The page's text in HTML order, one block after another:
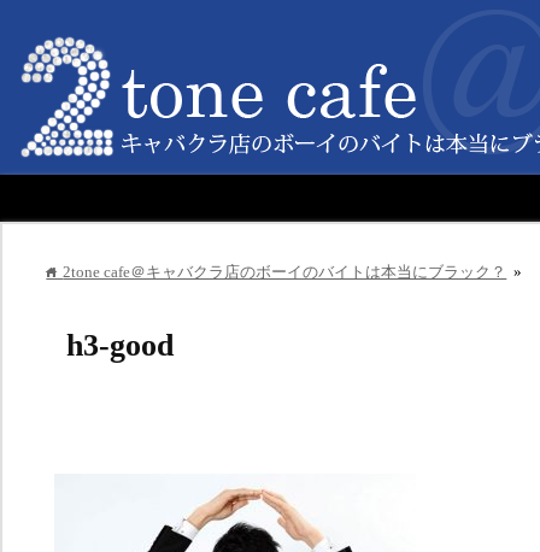
home2tone cafe＠キャバクラ店のボーイのバイトは本当にブラック？ »
h3-good